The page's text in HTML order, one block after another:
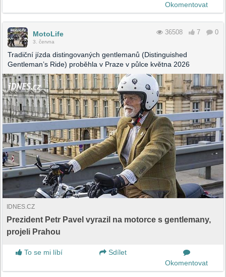
Okomentovat
MotoLife
3. června
36508 7 0
Tradiční jízda distingovaných gentlemanů (Distinguished
Gentleman’s Ride) proběhla v Praze v půlce května 2026
IDNES.CZ
Prezident Petr Pavel vyrazil na motorce s gentlemany,
projeli Prahou
To se mi líbí
Sdílet
Okomentovat